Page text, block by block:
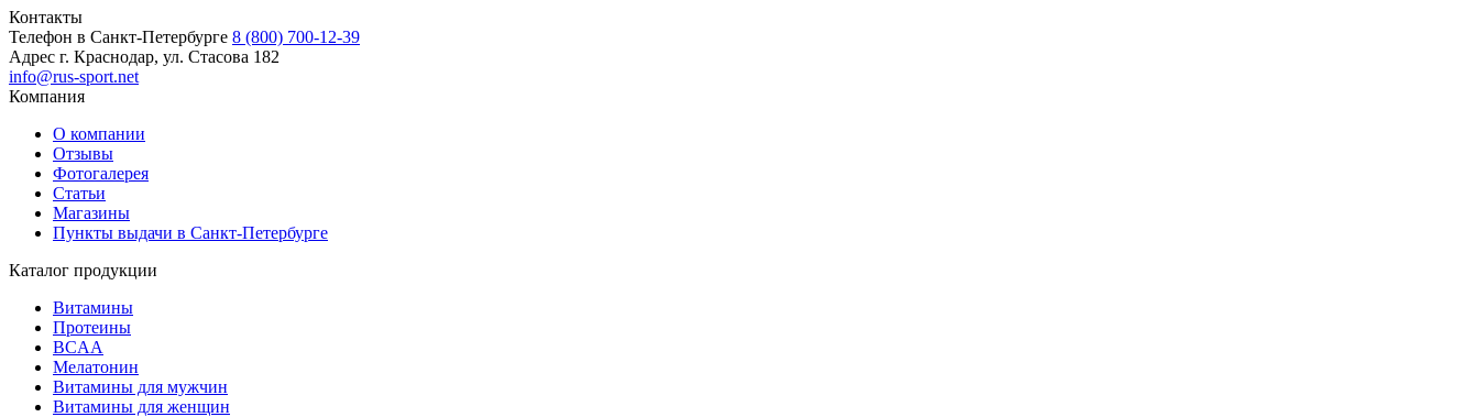
Контакты
Телефон в Санкт-Петербурге 8 (800) 700-12-39
Адрес г. Краснодар, ул. Стасова 182
info@rus-sport.net
Компания
О компании
Отзывы
Фотогалерея
Статьи
Магазины
Пункты выдачи в Санкт-Петербурге
Каталог продукции
Витамины
Протеины
BCAA
Мелатонин
Витамины для мужчин
Витамины для женщин